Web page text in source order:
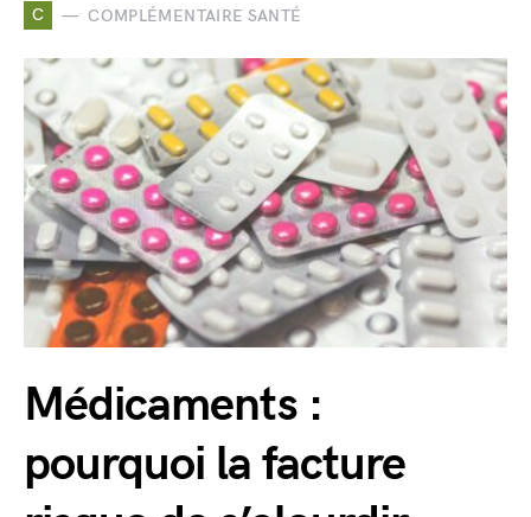
C COMPLÉMENTAIRE SANTÉ
Médicaments :
pourquoi la facture